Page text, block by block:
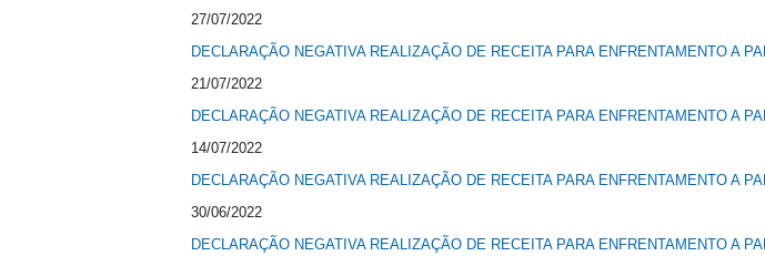
27/07/2022
DECLARAÇÃO NEGATIVA REALIZAÇÃO DE RECEITA PARA ENFRENTAMENTO A
21/07/2022
DECLARAÇÃO NEGATIVA REALIZAÇÃO DE RECEITA PARA ENFRENTAMENTO A
14/07/2022
DECLARAÇÃO NEGATIVA REALIZAÇÃO DE RECEITA PARA ENFRENTAMENTO A
30/06/2022
DECLARAÇÃO NEGATIVA REALIZAÇÃO DE RECEITA PARA ENFRENTAMENTO A